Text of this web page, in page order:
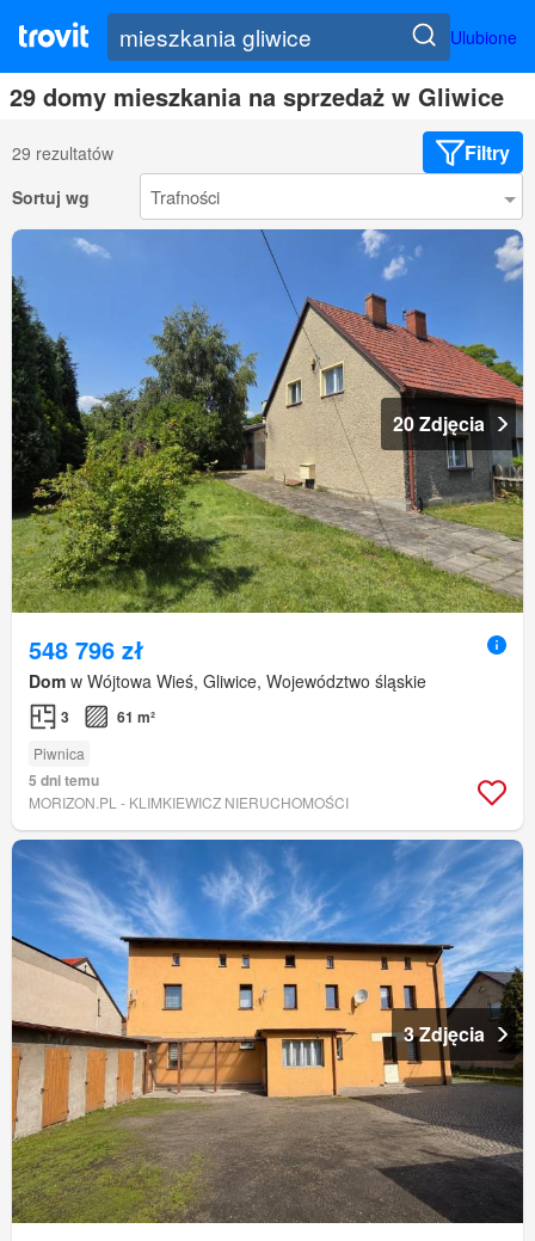
Ulubione
29 domy mieszkania na sprzedaż w Gliwice
29 rezultatów Filtry
Sortuj wg
20 Zdjęcia
548 796 zł
Dom w Wójtowa Wieś, Gliwice, Województwo śląskie
3 61 m²
Piwnica
5 dni temu
MORIZON.PL - KLIMKIEWICZ NIERUCHOMOŚCI
3 Zdjęcia